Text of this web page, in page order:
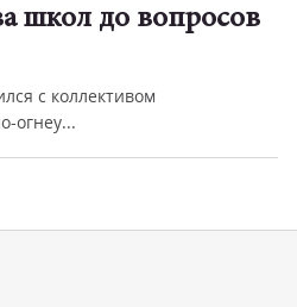
школ до вопросов
с коллективом
огнеу...